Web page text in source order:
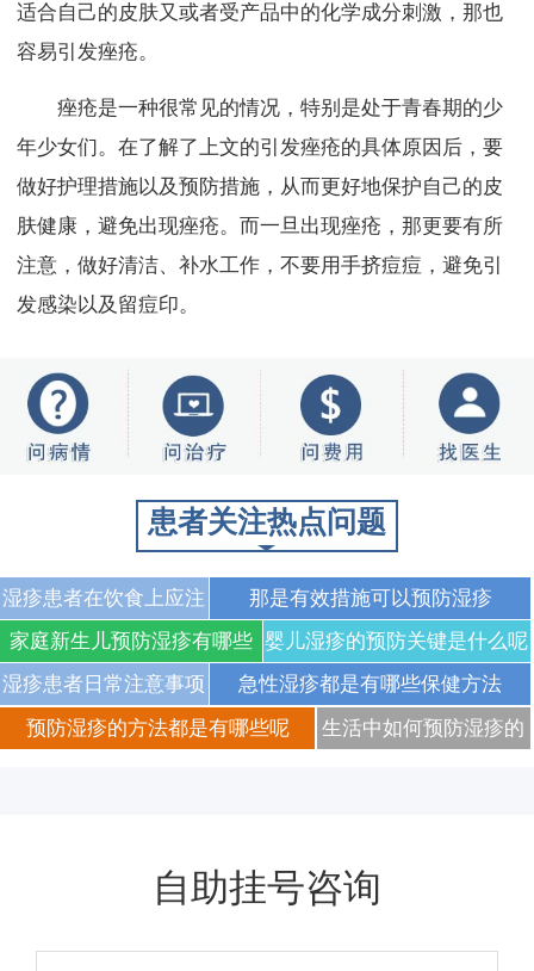
适合自己的皮肤又或者受产品中的化学成分刺激，那也
容易引发痤疮。
痤疮是一种很常见的情况，特别是处于青春期的少
年少女们。在了解了上文的引发痤疮的具体原因后，要
做好护理措施以及预防措施，从而更好地保护自己的皮
肤健康，避免出现痤疮。而一旦出现痤疮，那更要有所
注意，做好清洁、补水工作，不要用手挤痘痘，避免引
发感染以及留痘印。
患者关注热点问题
湿疹患者在饮食上应注
意哪些
那是有效措施可以预防湿疹
家庭新生儿预防湿疹有哪些
方法
婴儿湿疹的预防关键是什么呢
湿疹患者日常注意事项
都有哪些
急性湿疹都是有哪些保健方法
预防湿疹的方法都是有哪些呢
生活中如何预防湿疹的
自助挂号咨询